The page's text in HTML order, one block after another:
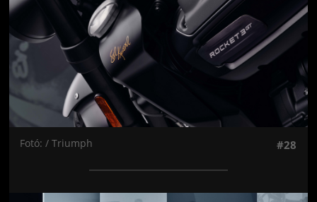
Fotó: / Triumph #28